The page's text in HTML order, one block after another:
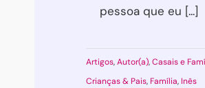
pessoa que eu [...]
Artigos,Autor(a),Casais e
Crianças & Pais, Família, Inês